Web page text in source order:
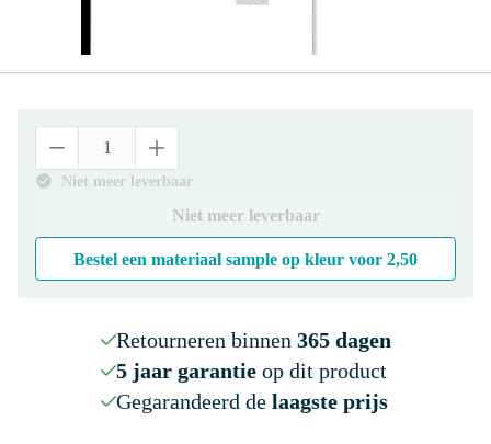
Niet meer leverbaar
Niet meer leverbaar
Bestel een materiaal sample op kleur voor 2,50
Retourneren binnen 365 dagen
5 jaar garantieop dit product
Gegarandeerd de laagste prijs